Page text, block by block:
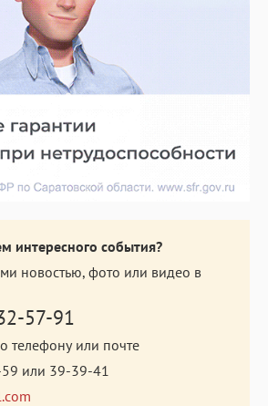
интересного события?
новостью, фото или видео в
57-91
телефону или почте
или 39-39-41